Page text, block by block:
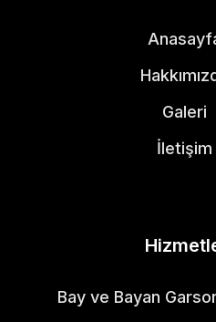
Galeri
İletişim
Bay ve Bayan